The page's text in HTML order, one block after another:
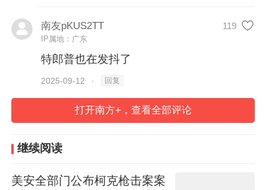
美国知名保守派活动人士、总统特朗普的政
治盟友查理·柯克10日在犹他州奥勒姆市的犹
他山谷大学演讲时遭枪击身亡，终年31岁。
183
南友pKUS2TT 119
IP属地：广东
特郎普也在发抖了
2025-09-12 · 回复
打开南方+，查看全部评论
继续阅读
美安全部门公布柯克枪击案案